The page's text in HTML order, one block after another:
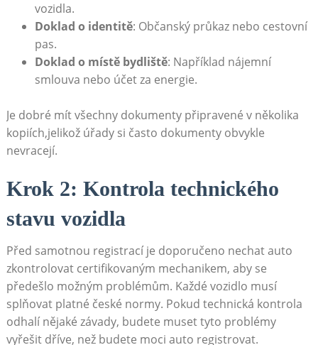
vozidla.
Doklad ‍o identitě:‌ Občanský průkaz nebo ‍cestovní ​
pas.
Doklad o místě bydliště: Například⁢ nájemní
smlouva nebo účet za‍ energie.
Je dobré mít všechny dokumenty připravené v několika
kopiích,jelikož ⁢úřady si ⁢často dokumenty obvykle
nevracejí.
Krok 2: Kontrola technického
stavu vozidla
Před ⁤samotnou registrací je doporučeno nechat auto ​
zkontrolovat‍ certifikovaným mechanikem, aby se
předešlo možným ⁣problémům. Každé vozidlo musí
⁣splňovat platné české ⁢normy. Pokud technická ‍kontrola‍
odhalí nějaké‌ závady, budete muset tyto problémy
vyřešit⁣ dříve, než ⁤budete⁣ moci auto registrovat.